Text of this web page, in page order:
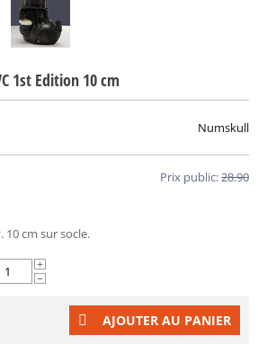
1st Edition 10 cm
Numskull
Prix public:28.90
10 cm sur socle.
+
−
AJOUTER AU PANIER